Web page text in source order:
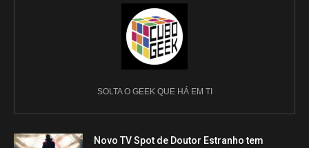
SOLTA O GEEK QUE HÁ EM TI
Novo TV Spot de Doutor Estranho tem